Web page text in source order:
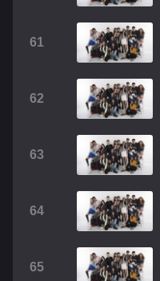
61
62
63
64
65